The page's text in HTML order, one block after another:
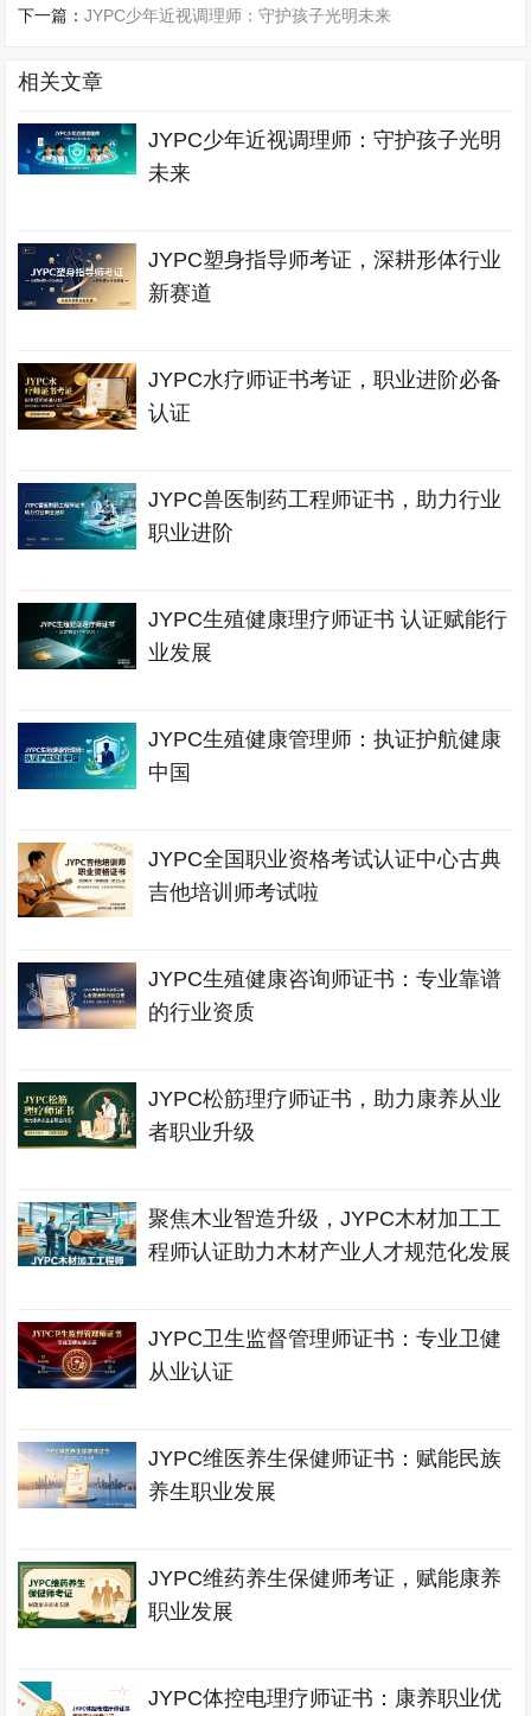
下一篇：JYPC少年近视调理师：守护孩子光明未来
相关文章
JYPC少年近视调理师：守护孩子光明
未来
JYPC塑身指导师考证，深耕形体行业
新赛道
JYPC水疗师证书考证，职业进阶必备
认证
JYPC兽医制药工程师证书，助力行业
职业进阶
JYPC生殖健康理疗师证书 认证赋能行
业发展
JYPC生殖健康管理师：执证护航健康
中国
JYPC全国职业资格考试认证中心古典
吉他培训师考试啦
JYPC生殖健康咨询师证书：专业靠谱
的行业资质
JYPC松筋理疗师证书，助力康养从业
者职业升级
聚焦木业智造升级，JYPC木材加工工
程师认证助力木材产业人才规范化发展
JYPC卫生监督管理师证书：专业卫健
从业认证
JYPC维医养生保健师证书：赋能民族
养生职业发展
JYPC维药养生保健师考证，赋能康养
职业发展
JYPC体控电理疗师证书：康养职业优